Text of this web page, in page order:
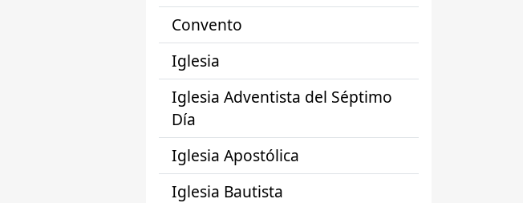
Convento
Iglesia
Iglesia Adventista del Séptimo
Día
Iglesia Apostólica
Iglesia Bautista